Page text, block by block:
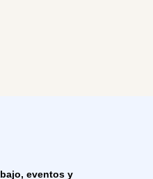
eventos y